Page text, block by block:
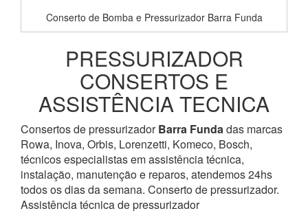
Conserto de Bomba e Pressurizador Barra Funda
PRESSURIZADOR
CONSERTOS E
ASSISTÊNCIA TECNICA
Consertos de pressurizadorBarra Fundadas marcas
Rowa, Inova, Orbis, Lorenzetti, Komeco, Bosch,
técnicos especialistas em assistência técnica,
instalação, manutenção e reparos, atendemos 24hs
todos os dias da semana. Conserto de pressurizador.
Assistência técnica de pressurizador